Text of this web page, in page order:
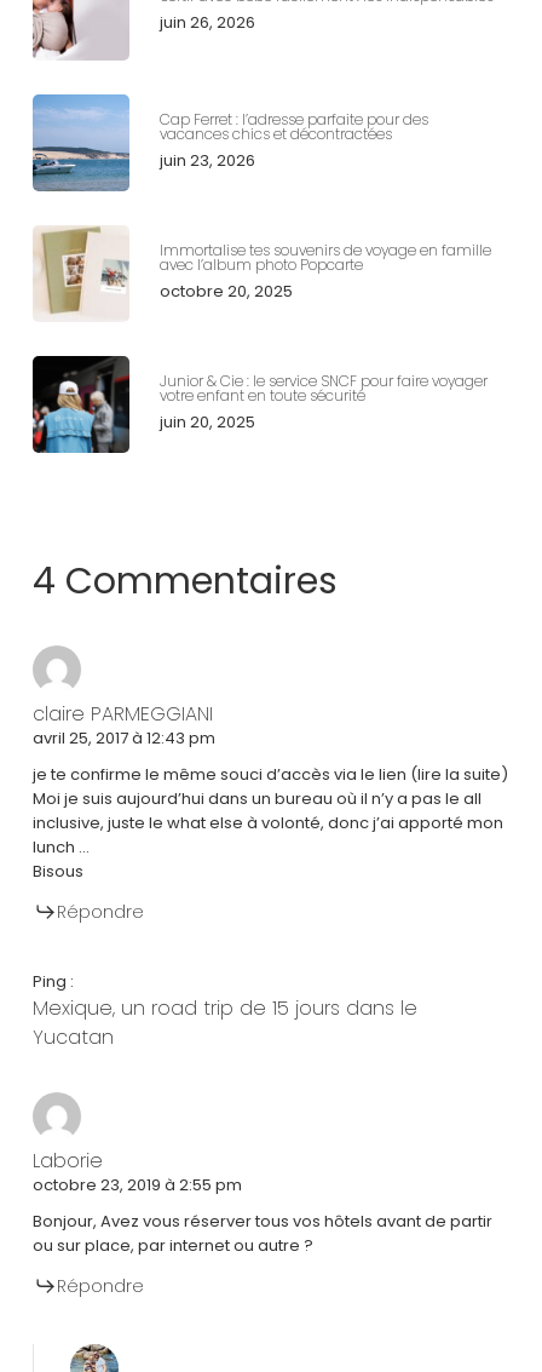
juin 26, 2026
Cap Ferret : l’adresse parfaite pour des
vacances chics et décontractées
juin 23, 2026
Immortalise tes souvenirs de voyage en famille
avec l’album photo Popcarte
octobre 20, 2025
Junior & Cie : le service SNCF pour faire voyager
votre enfant en toute sécurité
juin 20, 2025
4 Commentaires
claire PARMEGGIANI
avril 25, 2017 à 12:43 pm
je te confirme le même souci d’accès via le lien (lire la suite)
Moi je suis aujourd’hui dans un bureau où il n’y a pas le all
inclusive, juste le what else à volonté, donc j’ai apporté mon
lunch …
Bisous
Répondre
Ping :
Mexique, un road trip de 15 jours dans le
Yucatan
Laborie
octobre 23, 2019 à 2:55 pm
Bonjour, Avez vous réserver tous vos hôtels avant de partir
ou sur place, par internet ou autre ?
Répondre